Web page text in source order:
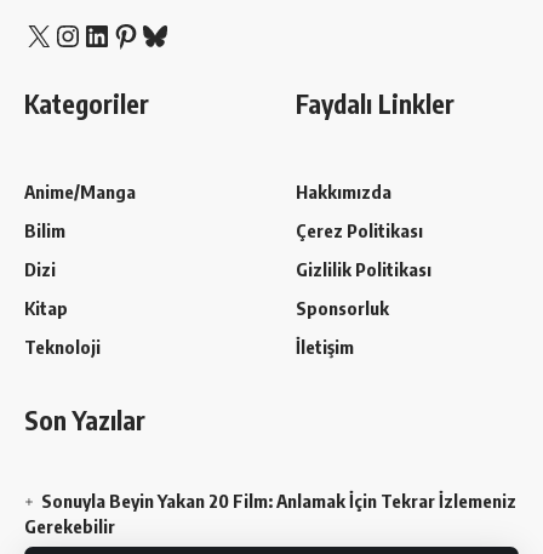
X Instagram
LinkedIn
Pinterest
Bluesky
Kategoriler
Anime/Manga
Bilim
Dizi
Kitap
Teknoloji
Faydalı Linkler
Hakkımızda
Çerez Politikası
Gizlilik Politikası
Sponsorluk
İletişim
Son Yazılar
Sonuyla Beyin Yakan 20 Film: Anlamak İçin Tekrar İzlemeniz
Gerekebilir